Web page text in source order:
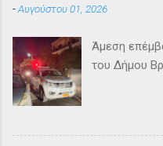
-Αυγούστου 01, 2026
Άμεση
του Δήμου